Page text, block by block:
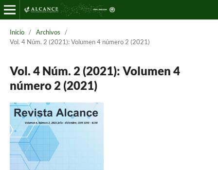
Inicio / Archivos
/
Vol. 4 Núm. 2 (2021): Volumen 4 número 2 (2021)
Vol. 4 Núm. 2 (2021): Volumen 4
número 2 (2021)